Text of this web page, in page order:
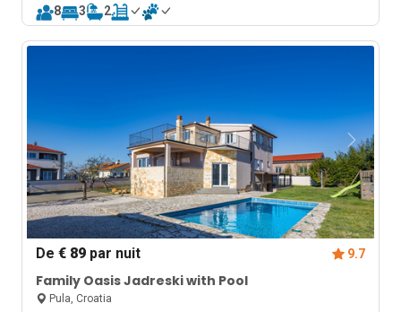
8 3 2
De€ 89 par nuit 9.7
Family Oasis Jadreski with Pool
Pula, Croatia